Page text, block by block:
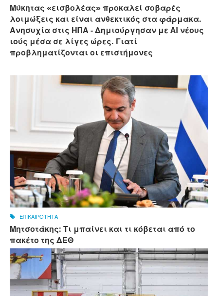
Μύκητας «εισβολέας» προκαλεί σοβαρές
λοιμώξεις και είναι ανθεκτικός στα φάρμακα.
Ανησυχία στις ΗΠΑ - Δημιούργησαν με AI νέους
ιούς μέσα σε λίγες ώρες. Γιατί
προβληματίζονται οι επιστήμονες
ΕΠΙΚΑΙΡΟΤΗΤΑ
Μητσοτάκης: Τι μπαίνει και τι κόβεται από το
πακέτο της ΔΕΘ